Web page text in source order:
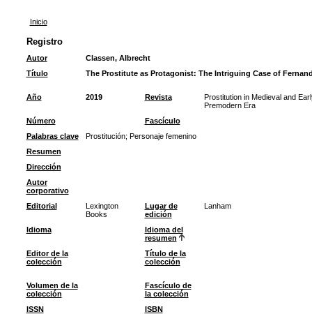
Inicio
Registro
Autor
Classen, Albrecht
Título
The Prostitute as Protagonist: The Intriguing Case of
Año 2019 Revista
Prostitution in Medieval and
Premodern Era
Número
Fascículo
Palabras clave
Prostitución; Personaje femenino
Resumen
Dirección
Autor
corporativo
Editorial
Lexington
Books
Lugar de
edición
Lanham
Idioma
Idioma del
resumen
Editor de la
colección
Título de la
colección
Volumen de la
colección
Fascículo de
la colección
ISSN
ISBN